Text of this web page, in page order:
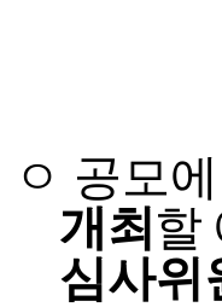
ㅇ 공모에
개최 할
심사위